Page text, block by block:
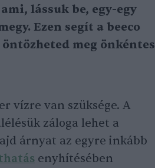
lássuk be, egy-egy
Ezen segít a beeco
meg önkéntes
vízre van szüksége. A
záloga lehet a
árnyat az egyre inkább
enyhítésében